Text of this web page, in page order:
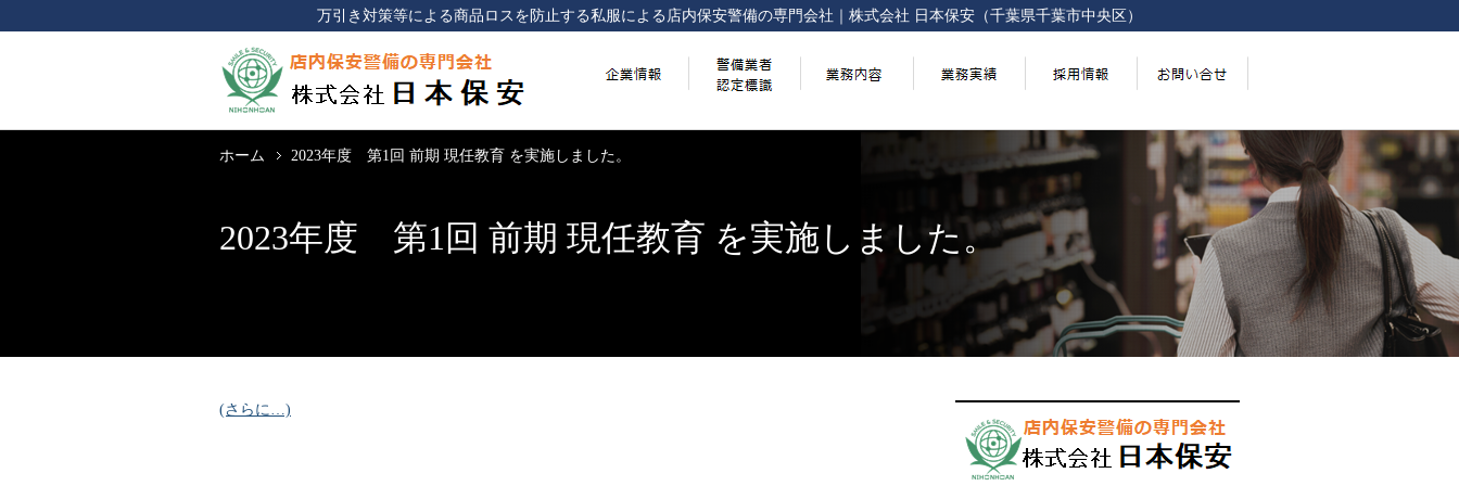
万引き対策等による商品ロスを防止する私服による店内保安警備の専門会社 株式会社 日本保安（千葉県千葉市中央区）
ホーム 2023年度 第1回 前期 現任教育 を実施しました。
2023年度 第1回 前期 現任教育 を実施しました。
(さらに…)